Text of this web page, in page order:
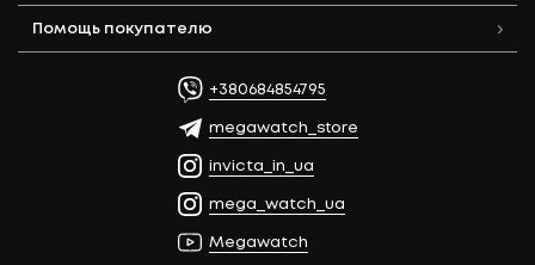
Помощь покупателю
+380684854795
megawatch_store
invicta_in_ua
mega_watch_ua
Megawatch